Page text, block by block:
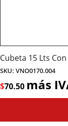
Cubeta 15 Lts
SKU: VNO0170.004
$70.50 más